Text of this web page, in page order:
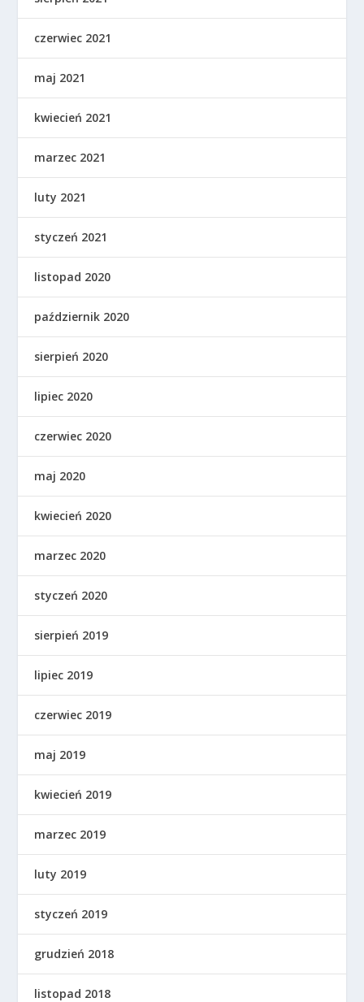
czerwiec 2021
maj 2021
kwiecień 2021
marzec 2021
luty 2021
styczeń 2021
listopad 2020
październik 2020
sierpień 2020
lipiec 2020
czerwiec 2020
maj 2020
kwiecień 2020
marzec 2020
styczeń 2020
sierpień 2019
lipiec 2019
czerwiec 2019
maj 2019
kwiecień 2019
marzec 2019
luty 2019
styczeń 2019
grudzień 2018
listopad 2018